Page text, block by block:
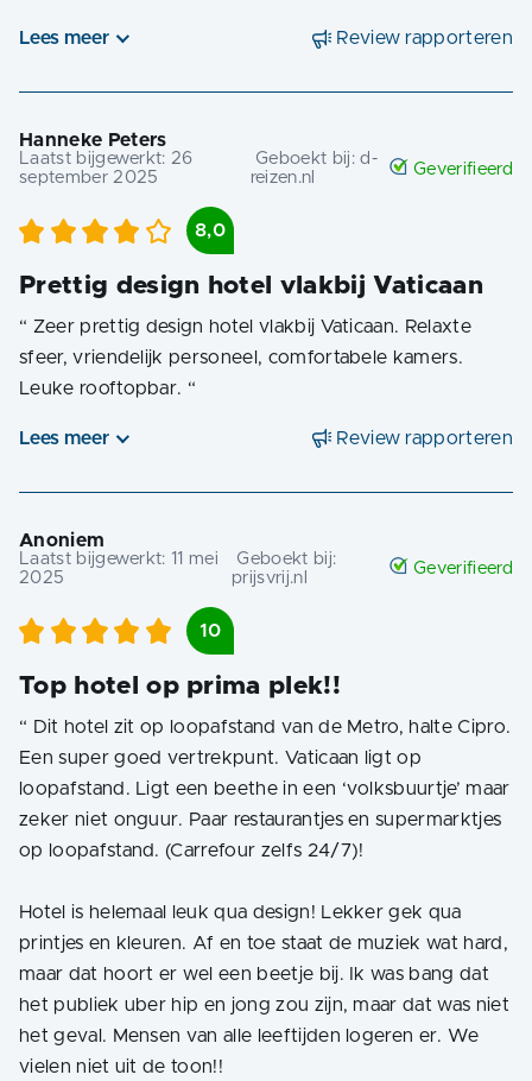
Lees meer Review rapporteren
Hanneke Peters
Laatst bijgewerkt:26
september 2025
Geboekt bij:d-
reizen.nl
Geverifieerd
8,0
Prettig design hotel vlakbij Vaticaan
“ Zeer prettig design hotel vlakbij Vaticaan. Relaxte
sfeer, vriendelijk personeel, comfortabele kamers.
Leuke rooftopbar. “
Lees meer Review rapporteren
Anoniem
Laatst bijgewerkt: 11 mei
2025
Geboekt bij:
prijsvrij.nl
Geverifieerd
10
Top hotel op prima plek!!
“ Dit hotel zit op loopafstand van de Metro, halte Cipro.
Een super goed vertrekpunt. Vaticaan ligt op
loopafstand. Ligt een beethe in een ‘volksbuurtje’ maar
zeker niet onguur. Paar restaurantjes en supermarktjes
op loopafstand. (Carrefour zelfs 24/7)!
Hotel is helemaal leuk qua design! Lekker gek qua
printjes en kleuren. Af en toe staat de muziek wat hard,
maar dat hoort er wel een beetje bij. Ik was bang dat
het publiek uber hip en jong zou zijn, maar dat was niet
het geval. Mensen van alle leeftijden logeren er. We
vielen niet uit de toon!!